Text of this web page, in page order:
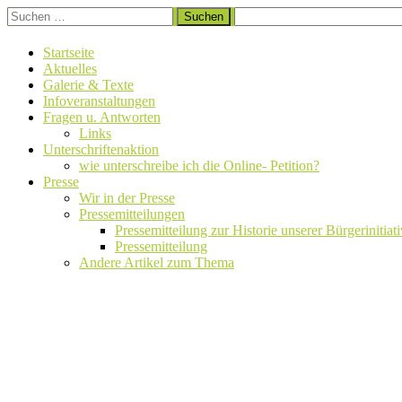
Zum
Inhalt
springen
Wir stellen uns gemeinsam gegen den Kiesabbau und den Verlust
Suchen
nach:
Startseite
Aktuelles
Galerie & Texte
Infoveranstaltungen
Fragen u. Antworten
Links
Unterschriftenaktion
wie unterschreibe ich die Online- Petition?
Presse
Wir in der Presse
Pressemitteilungen
Pressemitteilung zur Historie unserer
Pressemitteilung
Andere Artikel zum Thema